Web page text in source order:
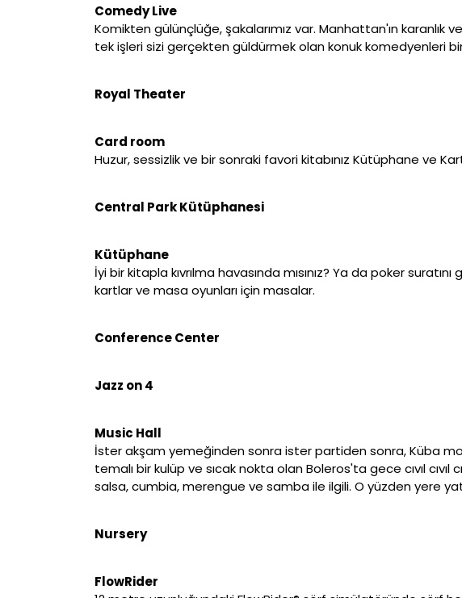
Comedy Live
Komikten gülünçlüğe, şakalarımız var. Manhattan'ın
tek işleri sizi gerçekten güldürmek olan konuk komedyenleri
Royal Theater
Card room
Huzur, sessizlik ve bir sonraki favori kitabınız Kütüphane ve
Central Park Kütüphanesi
Kütüphane
İyi bir kitapla kıvrılma havasında mısınız? Ya da poker
kartlar ve masa oyunları için masalar.
Conference Center
Jazz on 4
Music Hall
İster akşam yemeğinden sonra ister partiden sonra, Küba
temalı bir kulüp ve sıcak nokta olan Boleros'ta gece cıvıl cıvıl
salsa, cumbia, merengue ve samba ile ilgili. O yüzden yere
Nursery
FlowRider